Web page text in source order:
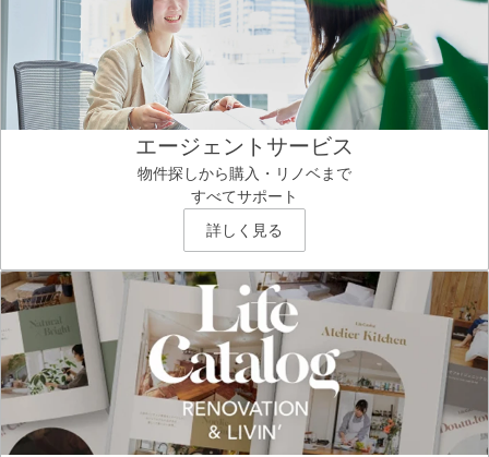
エージェントサービス
物件探しから購入・リノベまで
すべてサポート
詳しく見る